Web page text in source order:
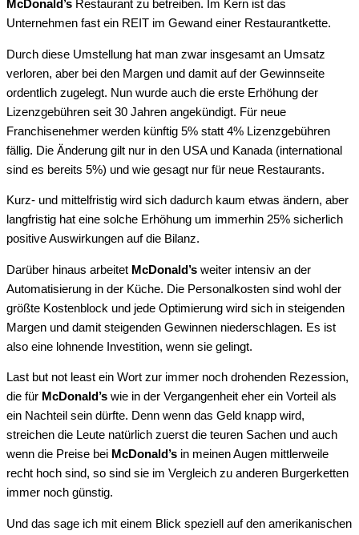
McDonald’s Restaurant zu betreiben. Im Kern ist das
Unternehmen fast ein REIT im Gewand einer Restaurantkette.
Durch diese Umstellung hat man zwar insgesamt an Umsatz
verloren, aber bei den Margen und damit auf der Gewinnseite
ordentlich zugelegt. Nun wurde auch die erste Erhöhung der
Lizenzgebühren seit 30 Jahren angekündigt. Für neue
Franchisenehmer werden künftig 5% statt 4% Lizenzgebühren
fällig. Die Änderung gilt nur in den USA und Kanada (international
sind es bereits 5%) und wie gesagt nur für neue Restaurants.
Kurz- und mittelfristig wird sich dadurch kaum etwas ändern, aber
langfristig hat eine solche Erhöhung um immerhin 25% sicherlich
positive Auswirkungen auf die Bilanz.
Darüber hinaus arbeitet McDonald’s weiter intensiv an der
Automatisierung in der Küche. Die Personalkosten sind wohl der
größte Kostenblock und jede Optimierung wird sich in steigenden
Margen und damit steigenden Gewinnen niederschlagen. Es ist
also eine lohnende Investition, wenn sie gelingt.
Last but not least ein Wort zur immer noch drohenden Rezession,
die für McDonald’s wie in der Vergangenheit eher ein Vorteil als
ein Nachteil sein dürfte. Denn wenn das Geld knapp wird,
streichen die Leute natürlich zuerst die teuren Sachen und auch
wenn die Preise bei McDonald’s in meinen Augen mittlerweile
recht hoch sind, so sind sie im Vergleich zu anderen Burgerketten
immer noch günstig.
Und das sage ich mit einem Blick speziell auf den amerikanischen